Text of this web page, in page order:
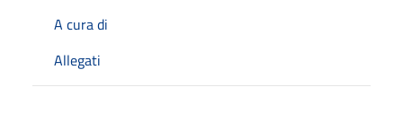
A cura di
Allegati